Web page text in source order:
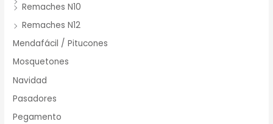
Remaches N10
Remaches N12
Mendafácil / Pitucones
Mosquetones
Navidad
Pasadores
Pegamento